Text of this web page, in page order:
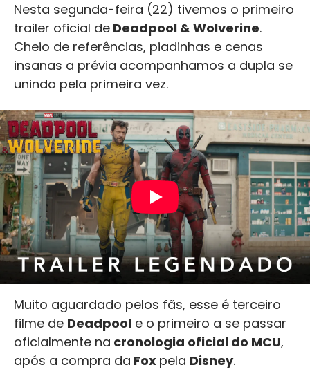
Nesta segunda-feira (22) tivemos o primeiro
trailer oficial de Deadpool & Wolverine.
Cheio de referências, piadinhas e cenas
insanas a prévia acompanhamos a dupla se
unindo pela primeira vez.
Muito aguardado pelos fãs, esse é terceiro
filme de Deadpool e o primeiro a se passar
oficialmente na cronologia oficial do MCU,
após a compra da Fox pela Disney.